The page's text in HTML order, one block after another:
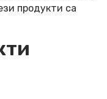
продукти са